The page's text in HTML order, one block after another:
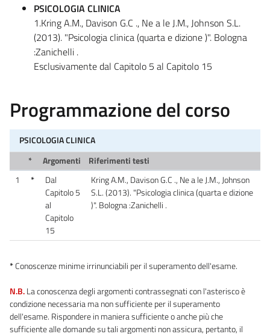
PSICOLOGIA CLINICA
1.Kring A.M., Davison G.C ., Ne a le J.M., Johnson S.L.
(2013). "Psicologia clinica (quarta e dizione )". Bologna
:Zanichelli .
Esclusivamente dal Capitolo 5 al Capitolo 15
Programmazione del corso
PSICOLOGIA CLINICA
*
Argomenti
Riferimenti testi
1
*
Dal
Capitolo 5
al
Capitolo
15
Kring A.M., Davison G.C ., Ne a le J.M., Johnson
S.L. (2013). "Psicologia clinica (quarta e dizione
)". Bologna :Zanichelli .
*Conoscenze minime irrinunciabili per il superamento dell'esame.
N.B.La conoscenza degli argomenti contrassegnati con l'asterisco è
condizione necessaria ma non sufficiente per il superamento
dell'esame. Rispondere in maniera sufficiente o anche più che
sufficiente alle domande su tali argomenti non assicura, pertanto, il